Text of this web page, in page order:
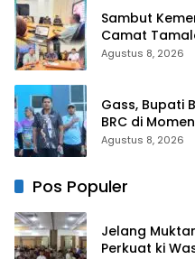
Sambut
Camat
Agustus 8, 2026
Gass, Bupati
BRC di
Agustus 8, 2026
Pos Populer
Jelang
Perkuat ki